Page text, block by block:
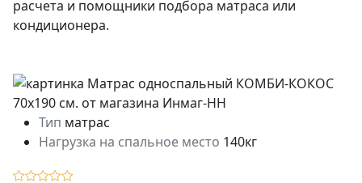
расчета и помощники подбора матраса или
кондиционера.
Тип матрас
Нагрузка на спальное место 140кг